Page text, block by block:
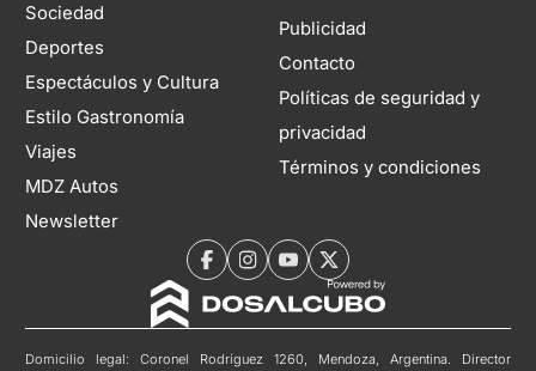
Sociedad
Deportes
Espectáculos y Cultura
Estilo Gastronomía
Viajes
MDZ Autos
Newsletter
Publicidad
Contacto
Políticas de seguridad y
privacidad
Términos y condiciones
Domicilio legal: Coronel Rodríguez 1260, Mendoza, Argentina. Director